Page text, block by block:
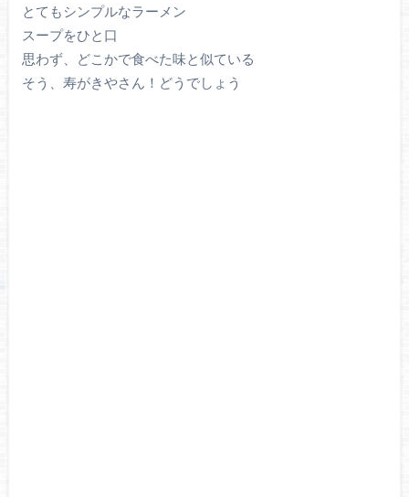
とてもシンプルなラーメン
スープをひと口
思わず、どこかで食べた味と似ている
そう、寿がきやさん！どうでしょう